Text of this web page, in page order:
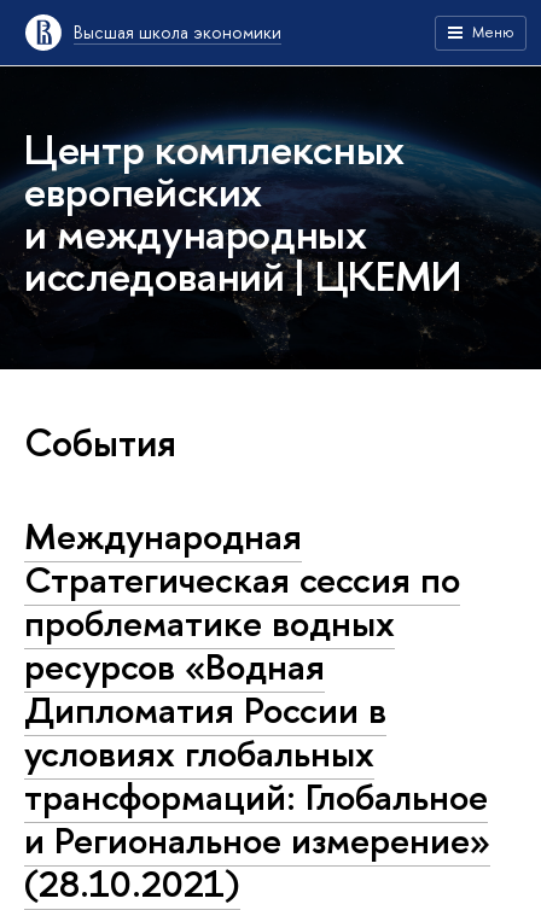
Высшая школа экономики Меню
Центр комплексных
европейских
и международных
исследований | ЦКЕМИ
События
Международная
Стратегическая сессия по
проблематике водных
ресурсов «Водная
Дипломатия России в
условиях глобальных
трансформаций: Глобальное
и Региональное измерение»
(28.10.2021)